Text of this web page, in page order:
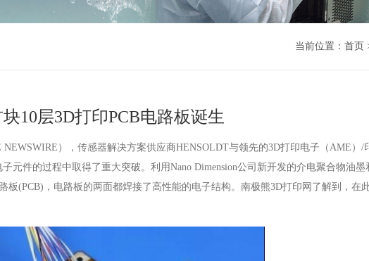
当前位置： 首页
10层3D打印PCB电路板诞生
），传感器解决方案供应商HENSOLDT与领先的3D打印电子（AME）/
元件的过程中取得了重大突破。利用Nano Dimension公司新开发的介电聚合物油墨
板(PCB)，电路板的两面都焊接了高性能的电子结构。南极熊3D打印网了解到，在